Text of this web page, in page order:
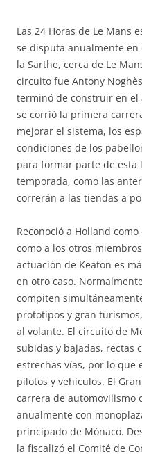
Las 24 Horas de Le Mans
se disputa anualmente
la Sarthe, cerca de Le
circuito fue Antony
terminó de construir en el
se corrió la primera
mejorar el sistema, los
condiciones de los
para formar parte de esta
temporada, como las
correrán a las tiendas a
Reconoció a Holland
como a los otros
actuación de Keaton es
en otro caso.
compiten
prototipos y gran
al volante. El circuito de
subidas y bajadas, rectas
estrechas vías, por lo que
pilotos y vehículos. El
carrera de automovilismo
anualmente con
principado de Mónaco.
la fiscalizó el Comité de